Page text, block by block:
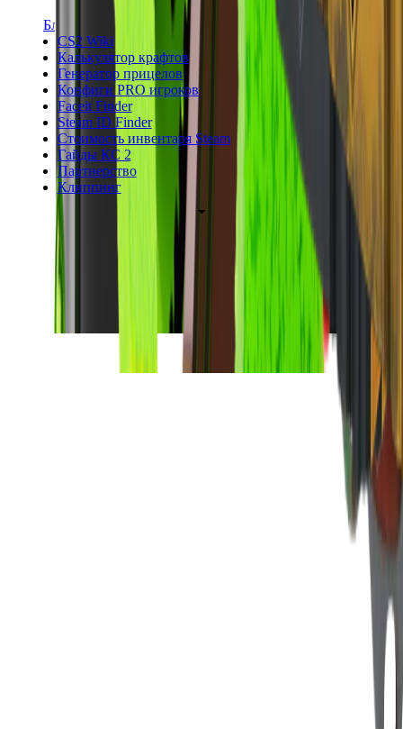
Блог
CS2 Wiki
Калькулятор крафтов
Генератор прицелов
Конфиги PRO игроков
Faceit Finder
Steam ID Finder
Стоимость инвентаря Steam
Гайды КС 2
Партнерство
Клиппинг